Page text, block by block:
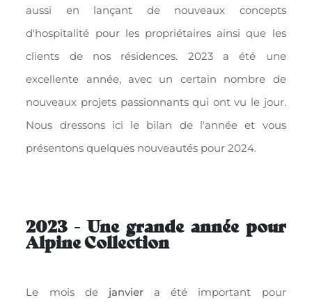
aussi en lançant de nouveaux concepts
d'hospitalité pour les propriétaires ainsi que les
clients de nos résidences. 2023 a été une
excellente année, avec un certain nombre de
nouveaux projets passionnants qui ont vu le jour.
Nous dressons ici le bilan de l'année et vous
présentons quelques nouveautés pour 2024.
2023 - Une grande année pour
Alpine Collection
Le mois de janviera été important pour